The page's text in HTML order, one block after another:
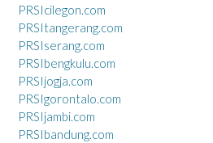
PRSIcilegon.com
PRSItangerang.com
PRSIserang.com
PRSIbengkulu.com
PRSIjogja.com
PRSIgorontalo.com
PRSIjambi.com
PRSIbandung.com